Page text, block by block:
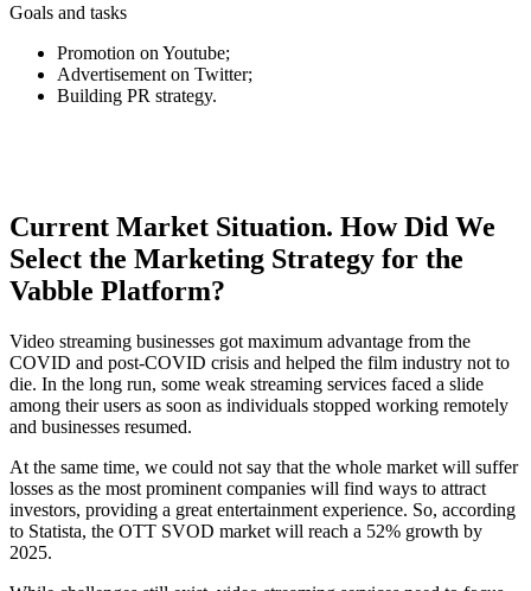
Goals and tasks
Promotion on Youtube;
Advertisement on Twitter;
Building PR strategy.
Current Market Situation. How Did We
Select the Marketing Strategy for the
Vabble Platform?
Video streaming businesses got maximum advantage from the
COVID and post-COVID crisis and helped the film industry not to
die. In the long run, some weak streaming services faced a slide
among their users as soon as individuals stopped working remotely
and businesses resumed.
At the same time, we could not say that the whole market will suffer
losses as the most prominent companies will find ways to attract
investors, providing a great entertainment experience. So, according
to Statista, the OTT SVOD market will reach a 52% growth by
2025.